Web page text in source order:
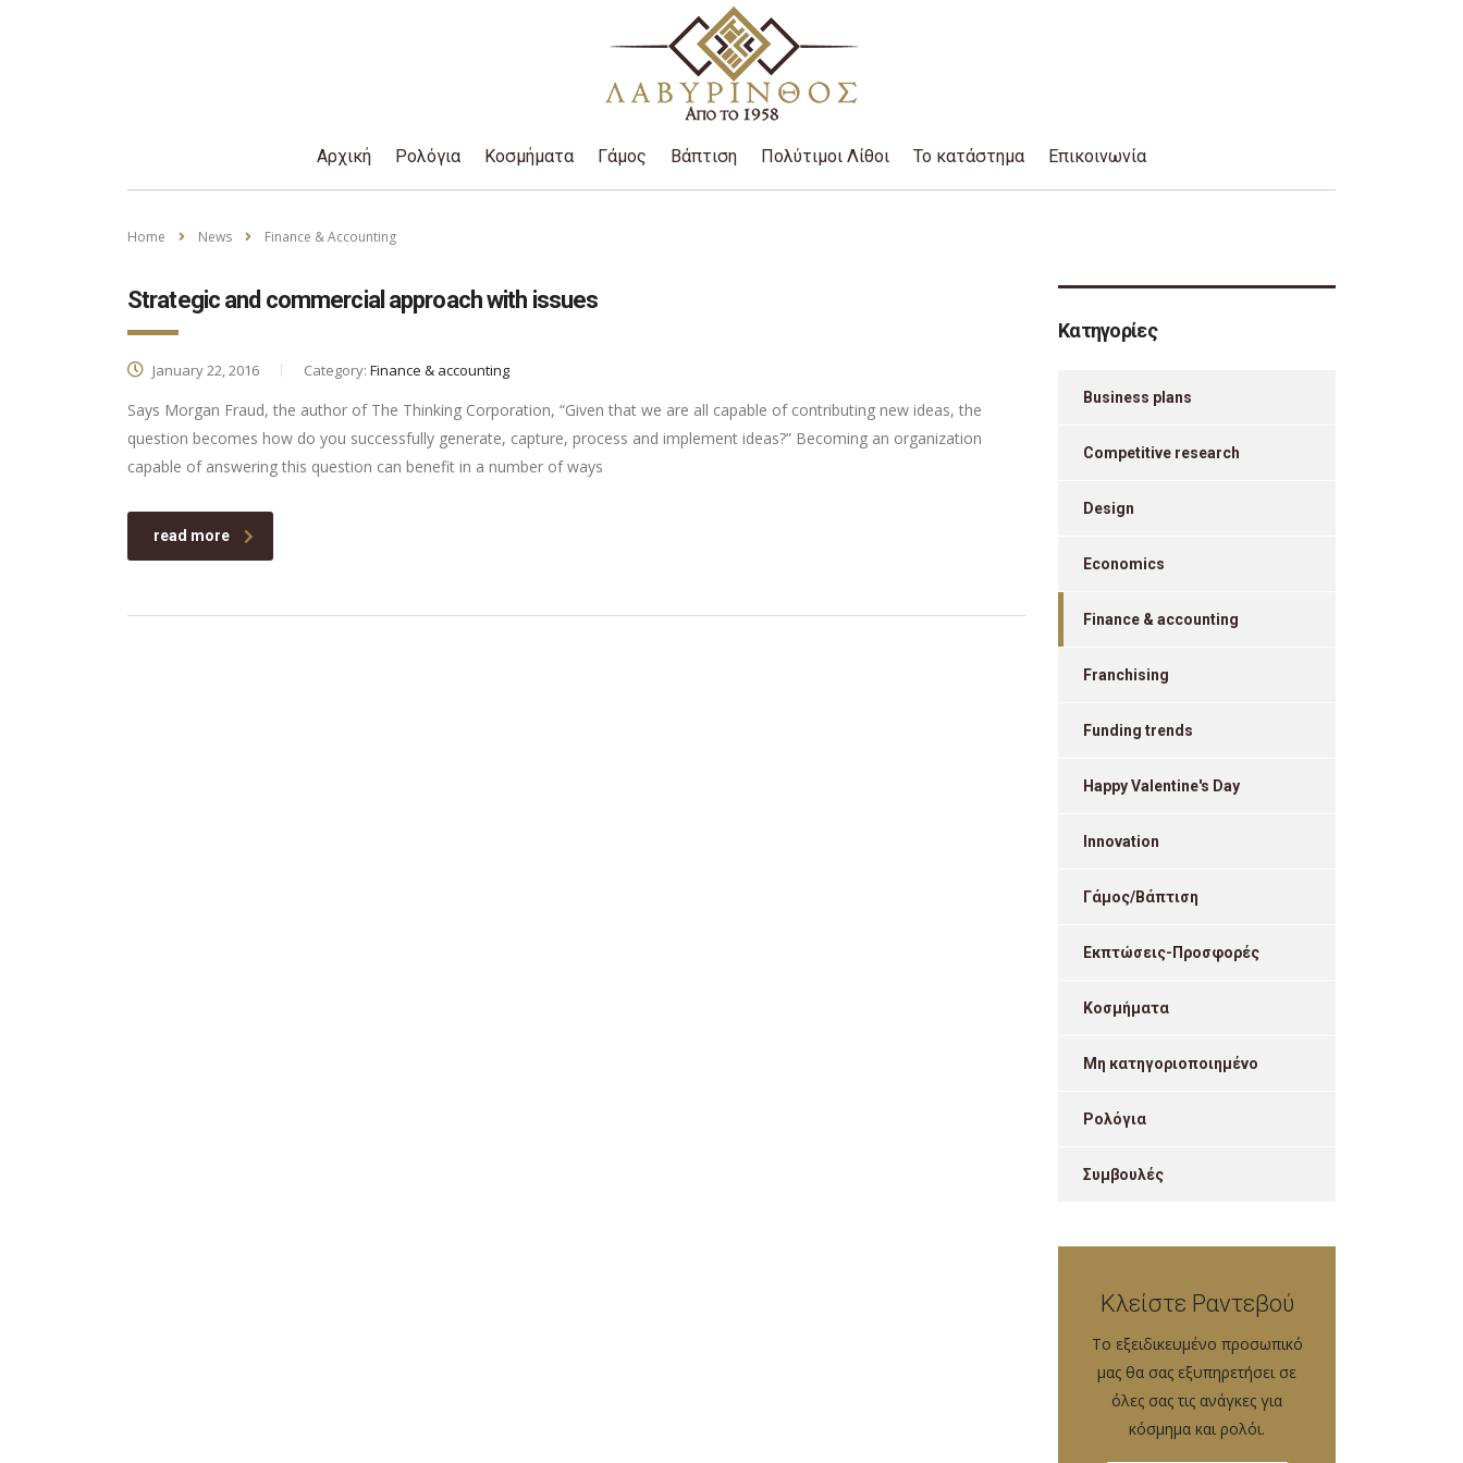
Αρχική Ρολόγια Κοσμήματα Γάμος Βάπτιση Πολύτιμοι Λίθοι Το κατάστημα Επικοινωνία
Home News Finance & Accounting
Strategic and commercial approach with issues
January 22, 2016 Category: Finance & accounting
Says Morgan Fraud, the author of The Thinking Corporation, “Given that we are all capable of contributing new ideas, the
question becomes how do you successfully generate, capture, process and implement ideas?” Becoming an organization
capable of answering this question can benefit in a number of ways
read more
Κατηγορίες
Business plans
Competitive research
Design
Economics
Finance & accounting
Franchising
Funding trends
Happy Valentine's Day
Innovation
Γάμος/Βάπτιση
Εκπτώσεις-Προσφορές
Κοσμήματα
Μη κατηγοριοποιημένο
Ρολόγια
Συμβουλές
Κλείστε Ραντεβού
Tο εξειδικευμένο προσωπικό
μας θα σας εξυπηρετήσει σε
όλες σας τις ανάγκες για
κόσμημα και ρολόι.